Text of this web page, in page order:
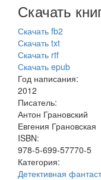
Скачать
Скачать fb2
Скачать txt
Скачать rtf
Скачать epub
Год написания:
2012
Писатель:
Антон Грановский
Евгения Грановская
ISBN:
978-5-699-57770-5
Категория:
Детективная